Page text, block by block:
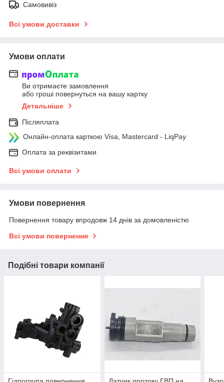
Самовивіз
Всі умови доставки
Умови оплати
Ви отримаєте замовлення
або гроші повернуться на вашу картку
Детальніше
Післяплата
Онлайн-оплата карткою Visa, Mastercard - LiqPay
Оплата за реквізитами
Всі умови оплати
Умови повернення
Повернення товару впродовж 14 днів за домовленістю
Всі умови повернення
Подібні товари компанії